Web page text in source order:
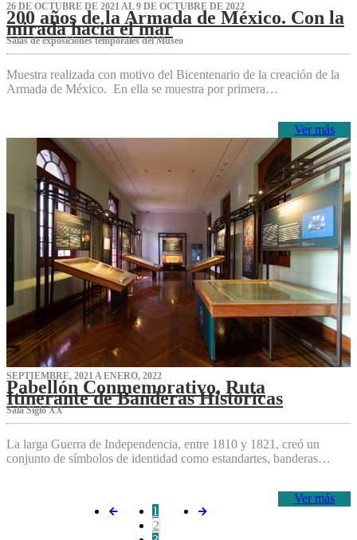
26 DE OCTUBRE DE 2021 AL 9 DE OCTUBRE DE 2022
200 años de la Armada de México. Con la
mirada hacia el mar
Salas de exposiciones temporales del Museo‌
Muestra realizada con motivo del Bicentenario de la creación de la
Armada de México. En ella se muestra por primera…
Ver más
SEPTIEMBRE, 2021 A ENERO, 2022
Pabellón Conmemorativo, Ruta
Itinerante de Banderas Históricas
Sala Siglo XX
La larga Guerra de Independencia, entre 1810 y 1821, creó un
conjunto de símbolos de identidad como estandartes, banderas…
Ver más
1
2